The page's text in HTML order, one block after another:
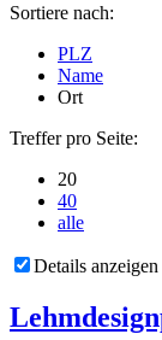
Sortiere nach:
PLZ
Name
Ort
Treffer pro Seite:
20
40
alle
Details anzeigen